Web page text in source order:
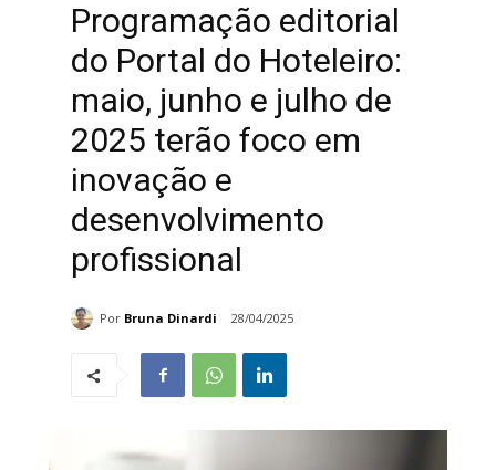
Programação editorial
do Portal do Hoteleiro:
maio, junho e julho de
2025 terão foco em
inovação e
desenvolvimento
profissional
Por Bruna Dinardi 28/04/2025